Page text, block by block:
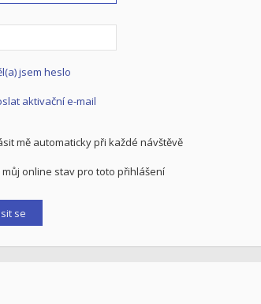
jsem heslo
aktivační e-mail
mě automaticky při každé návštěvě
můj online stav pro toto přihlášení